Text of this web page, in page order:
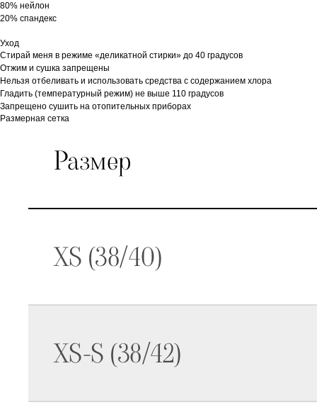
80% нейлон
20% спандекс
Уход
Стирай меня в режиме «деликатной стирки» до 40 градусов
Отжим и сушка запрещены
Нельзя отбеливать и использовать средства с содержанием хлора
Гладить (температурный режим) не выше 110 градусов
Запрещено сушить на отопительных приборах
Размерная сетка